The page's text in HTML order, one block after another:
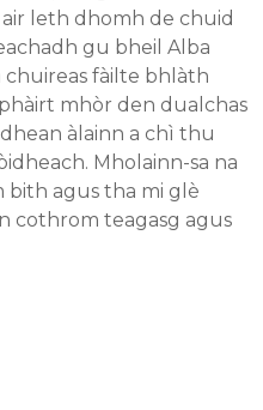
air leth dhomh de chuid
gu bheil Alba
chuireas fàilte bhlàth
mhòr den dualchas
àlainn a chì thu
Mholainn-sa na
bith agus tha mi glè
cothrom teagasg agus